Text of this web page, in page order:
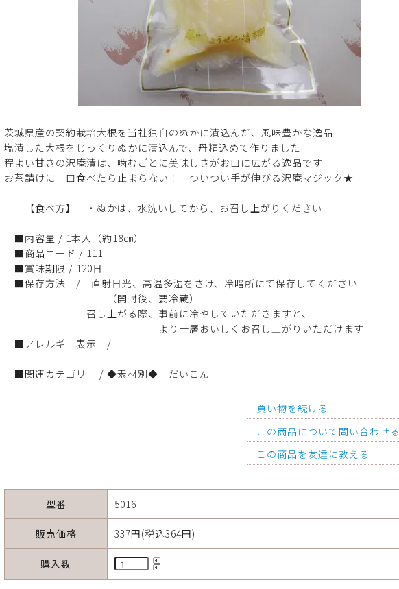
茨城県産の契約栽培大根を当社独自のぬかに漬込んだ、風味豊かな逸品
塩漬した大根をじっくりぬかに漬込んで、丹精込めて作りました
程よい甘さの沢庵漬は、噛むごとに美味しさがお口に広がる逸品です
お茶請けに一口食べたら止まらない！ ついつい手が伸びる沢庵マジック★
【食べ方】 ・ぬかは、水洗いしてから、お召し上がりください
■内容量 / 1本入（約18㎝）
■商品コード / 111
■賞味期限 / 120日
■保存方法 / 直射日光、高温多湿をさけ、冷暗所にて保存してください
（開封後、要冷蔵）
召し上がる際、事前に冷やしていただきますと、
より一層おいしくお召し上がりいただけます
■アレルギー表示 / －
■関連カテゴリー / ◆素材別◆ だいこん
買い物を続ける
この商品について問い合わせる
この商品を友達に教える
型番 5016
販売価格 337円(税込364円)
購入数